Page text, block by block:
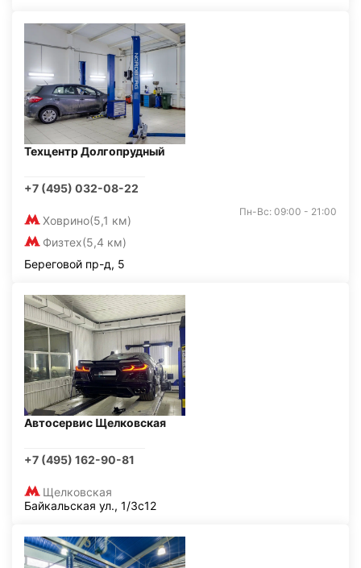
Техцентр Долгопрудный
+7 (495) 032-08-22
Ховрино(5,1 км)
Физтех(5,4 км)
Пн-Вс: 09:00 - 21:00
Береговой пр-д, 5
Автосервис Щелковская
+7 (495) 162-90-81
Щелковская
Байкальская ул., 1/3с12